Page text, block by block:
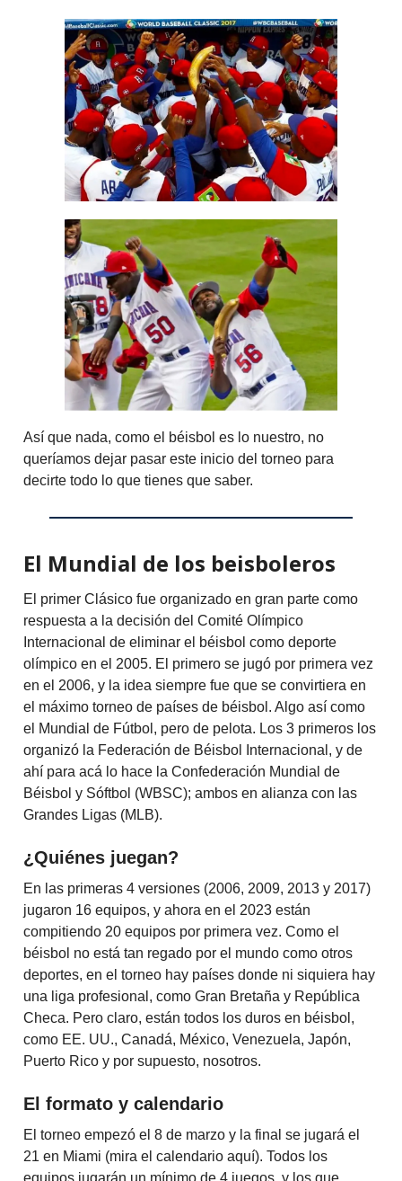
Así que nada, como el béisbol es lo nuestro, no
queríamos dejar pasar este inicio del torneo para
decirte todo lo que tienes que saber.
El Mundial de los beisboleros
El primer Clásico fue organizado en gran parte como
respuesta a la decisión del Comité Olímpico
Internacional de eliminar el béisbol como deporte
olímpico en el 2005. El primero se jugó por primera vez
en el 2006, y la idea siempre fue que se convirtiera en
el máximo torneo de países de béisbol. Algo así como
el Mundial de Fútbol, pero de pelota. Los 3 primeros los
organizó la Federación de Béisbol Internacional, y de
ahí para acá lo hace la Confederación Mundial de
Béisbol y Sóftbol (WBSC); ambos en alianza con las
Grandes Ligas (MLB).
¿Quiénes juegan?
En las primeras 4 versiones (2006, 2009, 2013 y 2017)
jugaron 16 equipos, y ahora en el 2023 están
compitiendo 20 equipos por primera vez. Como el
béisbol no está tan regado por el mundo como otros
deportes, en el torneo hay países donde ni siquiera hay
una liga profesional, como Gran Bretaña y República
Checa. Pero claro, están todos los duros en béisbol,
como EE. UU., Canadá, México, Venezuela, Japón,
Puerto Rico y por supuesto, nosotros.
El formato y calendario
El torneo empezó el 8 de marzo y la final se jugará el
21 en Miami (mira el calendario aquí). Todos los
equipos jugarán un mínimo de 4 juegos, y los que